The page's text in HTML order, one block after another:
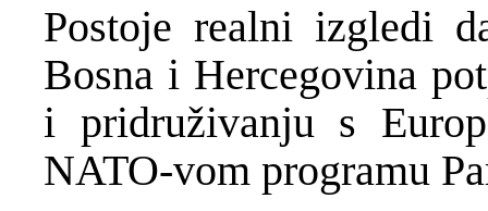
Postoje realni izgledi
Bosna i Hercegovina
i pridruživanju s
NATO-vom